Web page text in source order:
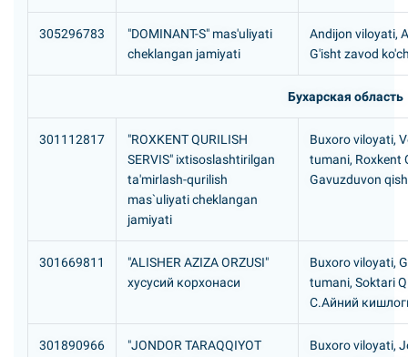
305296783
"DOMINANT-S" mas'uliyati
cheklangan jamiyati
Andijon viloyati,
G'isht zavod
Бухарская область
301112817
"ROXKENT QURILISH
SERVIS" ixtisoslashtirilgan
ta'mirlash-qurilish
mas`uliyati cheklangan
jamiyati
Buxoro viloyati,
tumani, Roxkent
Gavuzduvon
301669811
"ALISHER AZIZA ORZUSI"
хусусий корхонаси
Buxoro viloyati,
tumani, Soktari
С.Айний
301890966
"JONDOR TARAQQIYOT
Buxoro viloyati,